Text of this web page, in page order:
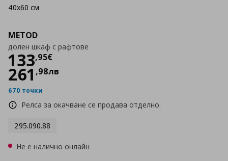
METOD
долен шкаф с рафтове
133,95€
Цена
261 ,98лв
670 точки
Релса за окачване се продава отделно.
295.090.88
40x60 см
Не е налично онлайн